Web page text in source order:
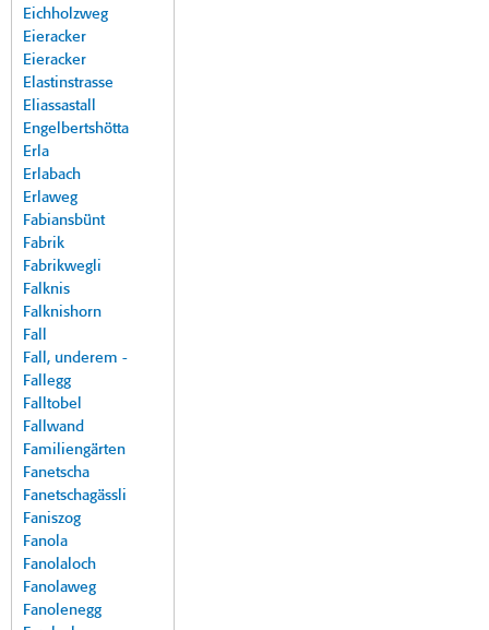
Eichholzweg
Eieracker
Eieracker
Elastinstrasse
Eliassastall
Engelbertshötta
Erla
Erlabach
Erlaweg
Fabiansbünt
Fabrik
Fabrikwegli
Falknis
Falknishorn
Fall
Fall, underem -
Fallegg
Falltobel
Fallwand
Familiengärten
Fanetscha
Fanetschagässli
Faniszog
Fanola
Fanolaloch
Fanolaweg
Fanolenegg